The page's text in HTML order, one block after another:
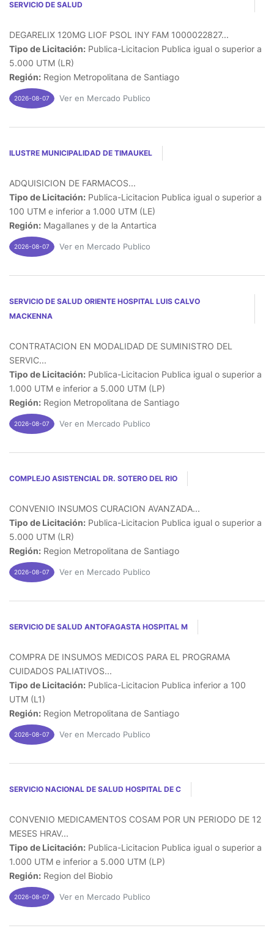
SERVICIO DE SALUD
DEGARELIX 120MG LIOF PSOL INY FAM 1000022827...
Tipo de Licitación: Publica-Licitacion Publica igual o superior a
5.000 UTM (LR)
Región: Region Metropolitana de Santiago
2026-08-07 Ver en Mercado Publico
ILUSTRE MUNICIPALIDAD DE TIMAUKEL
ADQUISICION DE FARMACOS...
Tipo de Licitación: Publica-Licitacion Publica igual o superior a
100 UTM e inferior a 1.000 UTM (LE)
Región: Magallanes y de la Antartica
2026-08-07 Ver en Mercado Publico
SERVICIO DE SALUD ORIENTE HOSPITAL LUIS CALVO
MACKENNA
CONTRATACION EN MODALIDAD DE SUMINISTRO DEL
SERVIC...
Tipo de Licitación: Publica-Licitacion Publica igual o superior a
1.000 UTM e inferior a 5.000 UTM (LP)
Región: Region Metropolitana de Santiago
2026-08-07 Ver en Mercado Publico
COMPLEJO ASISTENCIAL DR. SOTERO DEL RIO
CONVENIO INSUMOS CURACION AVANZADA...
Tipo de Licitación: Publica-Licitacion Publica igual o superior a
5.000 UTM (LR)
Región: Region Metropolitana de Santiago
2026-08-07 Ver en Mercado Publico
SERVICIO DE SALUD ANTOFAGASTA HOSPITAL M
COMPRA DE INSUMOS MEDICOS PARA EL PROGRAMA
CUIDADOS PALIATIVOS...
Tipo de Licitación: Publica-Licitacion Publica inferior a 100
UTM (L1)
Región: Region Metropolitana de Santiago
2026-08-07 Ver en Mercado Publico
SERVICIO NACIONAL DE SALUD HOSPITAL DE C
CONVENIO MEDICAMENTOS COSAM POR UN PERIODO DE 12
MESES HRAV...
Tipo de Licitación: Publica-Licitacion Publica igual o superior a
1.000 UTM e inferior a 5.000 UTM (LP)
Región: Region del Biobio
2026-08-07 Ver en Mercado Publico